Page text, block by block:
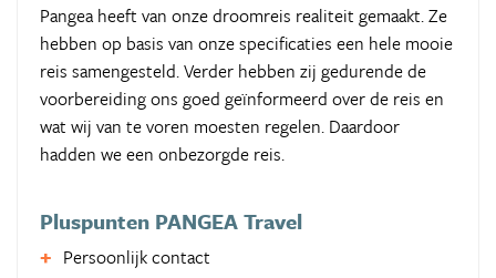
Pangea heeft van onze droomreis realiteit gemaakt. Ze
hebben op basis van onze specificaties een hele mooie
reis samengesteld. Verder hebben zij gedurende de
voorbereiding ons goed geïnformeerd over de reis en
wat wij van te voren moesten regelen. Daardoor
hadden we een onbezorgde reis.
Pluspunten PANGEA Travel
Persoonlijk contact